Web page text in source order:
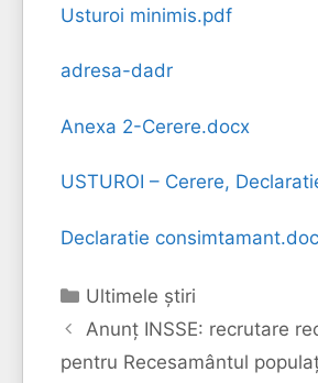
Usturoi minimis.pdf
adresa-dadr
Anexa 2-Cerere.docx
USTUROI – Cerere,
Declaratie
Categorii
Ultimele ştiri
Anunț INSSE: recrutare
pentru Recesamântul